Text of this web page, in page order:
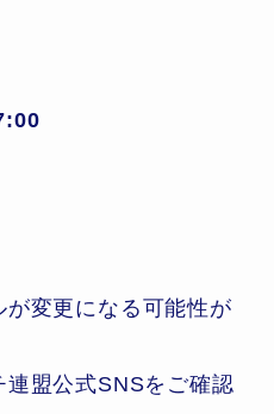
変更になる可能性が
盟公式SNSをご確認